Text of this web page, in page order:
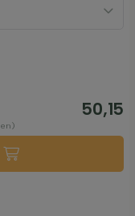
50,15